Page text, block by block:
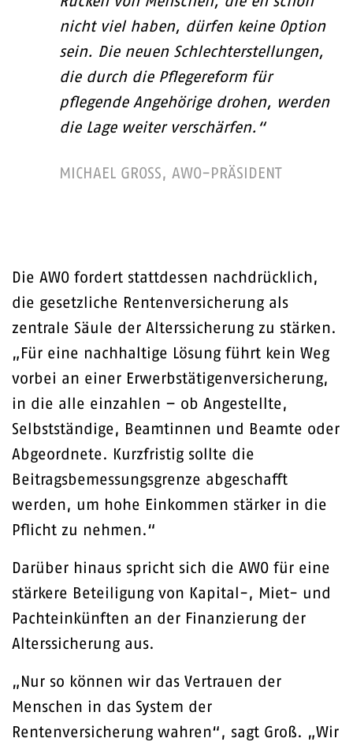
nicht viel haben, dürfen keine Option
sein. Die neuen Schlechterstellungen,
die durch die Pflegereform für
pflegende Angehörige drohen, werden
die Lage weiter verschärfen.“
MICHAEL GROSS, AWO-PRÄSIDENT
Die AWO fordert stattdessen nachdrücklich,
die gesetzliche Rentenversicherung als
zentrale Säule der Alterssicherung zu stärken.
„Für eine nachhaltige Lösung führt kein Weg
vorbei an einer Erwerbstätigenversicherung,
in die alle einzahlen – ob Angestellte,
Selbstständige, Beamtinnen und Beamte oder
Abgeordnete. Kurzfristig sollte die
Beitragsbemessungsgrenze abgeschafft
werden, um hohe Einkommen stärker in die
Pflicht zu nehmen.“
Darüber hinaus spricht sich die AWO für eine
stärkere Beteiligung von Kapital-, Miet- und
Pachteinkünften an der Finanzierung der
Alterssicherung aus.
„Nur so können wir das Vertrauen der
Menschen in das System der
Rentenversicherung wahren“, sagt Groß. „Wir